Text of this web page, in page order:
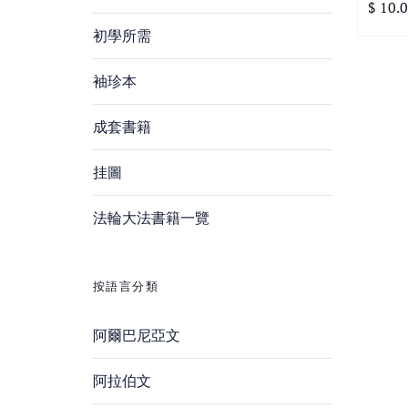
初學所需
袖珍本
成套書籍
挂圖
法輪大法書籍一覽
按語言分類
阿爾巴尼亞文
阿拉伯文
$